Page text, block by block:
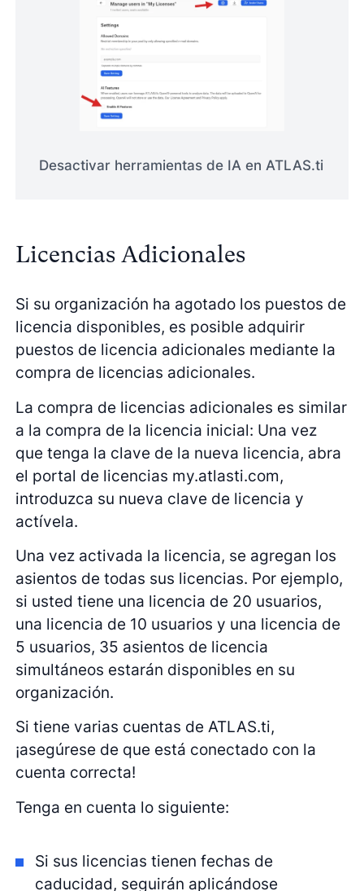
Desactivar herramientas de IA en ATLAS.ti
Licencias Adicionales
Si su organización ha agotado los puestos de
licencia disponibles, es posible adquirir
puestos de licencia adicionales mediante la
compra de licencias adicionales.
La compra de licencias adicionales es similar
a la compra de la licencia inicial: Una vez
que tenga la clave de la nueva licencia, abra
el portal de licencias my.atlasti.com,
introduzca su nueva clave de licencia y
actívela.
Una vez activada la licencia, se agregan los
asientos de todas sus licencias. Por ejemplo,
si usted tiene una licencia de 20 usuarios,
una licencia de 10 usuarios y una licencia de
5 usuarios, 35 asientos de licencia
simultáneos estarán disponibles en su
organización.
Si tiene varias cuentas de ATLAS.ti,
¡asegúrese de que está conectado con la
cuenta correcta!
Tenga en cuenta lo siguiente:
Si sus licencias tienen fechas de
caducidad, seguirán aplicándose